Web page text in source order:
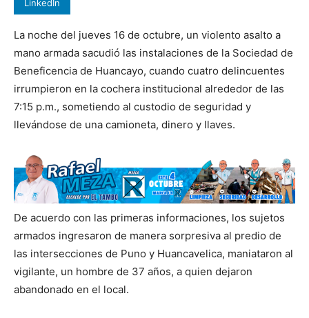
LinkedIn
La noche del jueves 16 de octubre, un violento asalto a
mano armada sacudió las instalaciones de la Sociedad de
Beneficencia de Huancayo, cuando cuatro delincuentes
irrumpieron en la cochera institucional alrededor de las
7:15 p.m., sometiendo al custodio de seguridad y
llevándose de una camioneta, dinero y llaves.
De acuerdo con las primeras informaciones, los sujetos
armados ingresaron de manera sorpresiva al predio de
las intersecciones de Puno y Huancavelica, maniataron al
vigilante, un hombre de 37 años, a quien dejaron
abandonado en el local.